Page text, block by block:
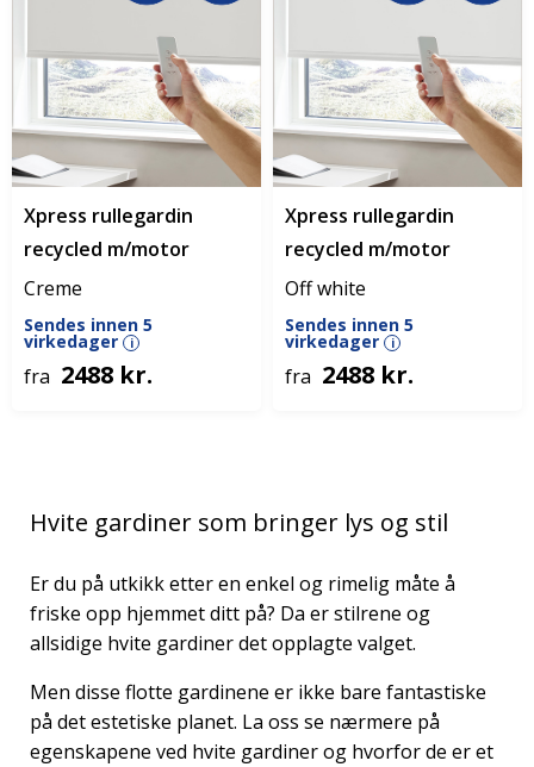
Xpress rullegardin
recycled m/motor
Creme
Sendes innen 5
virkedager i
fra 2488 kr.
Xpress rullegardin
recycled m/motor
Off white
Sendes innen 5
virkedager i
fra 2488 kr.
Hvite gardiner som bringer lys og stil
Er du på utkikk etter en enkel og rimelig måte å
friske opp hjemmet ditt på? Da er stilrene og
allsidige hvite gardiner det opplagte valget.
Men disse flotte gardinene er ikke bare fantastiske
på det estetiske planet. La oss se nærmere på
egenskapene ved hvite gardiner og hvorfor de er et